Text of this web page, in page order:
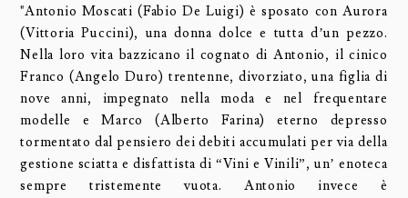
"Antonio Moscati (Fabio De Luigi) è sposato con Aurora
(Vittoria Puccini), una donna dolce e tutta d’un pezzo.
Nella loro vita bazzicano il cognato di Antonio, il cinico
Franco (Angelo Duro) trentenne, divorziato, una figlia di
nove anni, impegnato nella moda e nel frequentare
modelle e Marco (Alberto Farina) eterno depresso
tormentato dal pensiero dei debiti accumulati per via della
gestione sciatta e disfattista di “Vini e Vinili”, un’ enoteca
sempre tristemente vuota. Antonio invece è